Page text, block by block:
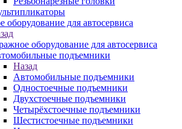
оборудование для автосервиса
оборудование для автосервиса
подъемники
Назад
Автомобильные подъемники
Одностоечные подъемники
Двухстоечные подъемники
Четырёхстоечные подъемники
Шестистоечные подъемники